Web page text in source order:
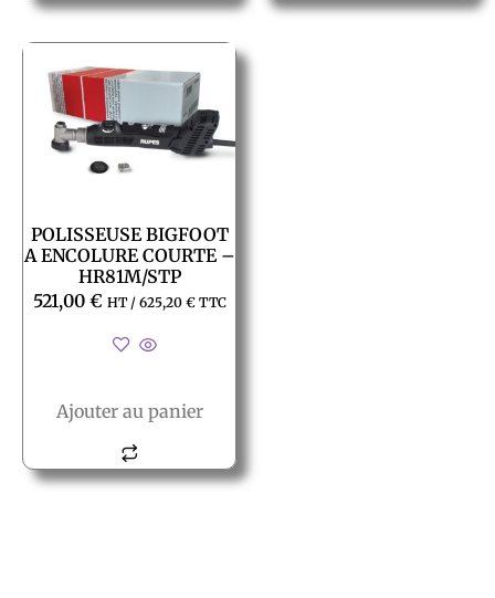
POLISSEUSE BIGFOOT
A ENCOLURE COURTE –
HR81M/STP
521,00 € HT / 625,20 €TTC
Ajouter au panier